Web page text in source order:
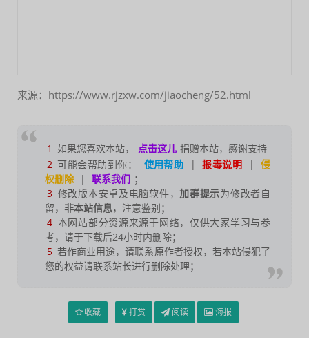
来源：https://www.rjzxw.com/jiaocheng/52.html
1 如果您喜欢本站， 点击这儿 捐赠本站，感谢支持
2 可能会帮助到你： 使用帮助 | 报毒说明 |
侵
权删除
| 联系我们 ；
3 修改版本安卓及电脑软件，加群提示为修改者自
留， 非本站信息，注意鉴别；
4 本网站部分资源来源于网络，仅供大家学习与参
考，请于下载后24小时内删除；
5 若作商业用途，请联系原作者授权，若本站侵犯了
您的权益请联系站长进行删除处理；
收藏 打赏 阅读 海报